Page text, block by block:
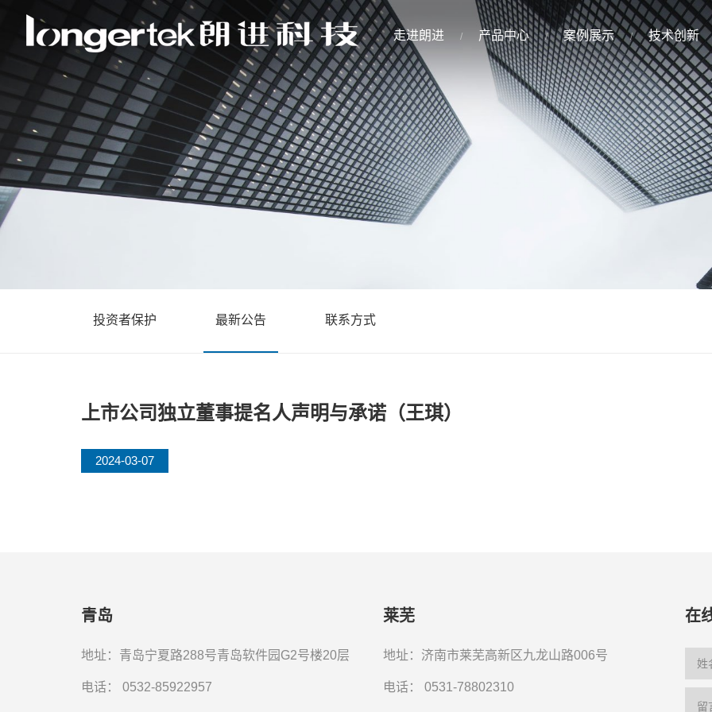
走进朗进 产品中心 案例展示 技术创新
投资者保护 最新公告 联系方式
上市公司独立董事提名人声明与承诺（王琪）
2024-03-07
青岛
地址：青岛宁夏路288号青岛软件园G2号楼20层
电话： 0532-85922957
莱芜
地址：济南市莱芜高新区九龙山路006号
电话：0531-78802310
在